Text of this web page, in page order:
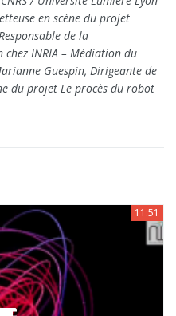
en scène du projet
de la
INRIA – Médiation du
Guespin, Dirigeante de
du projet Le procès du robot
11:51